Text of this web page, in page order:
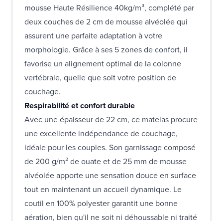
mousse Haute Résilience 40kg/m³, complété par
deux couches de 2 cm de mousse alvéolée qui
assurent une parfaite adaptation à votre
morphologie. Grâce à ses 5 zones de confort, il
favorise un alignement optimal de la colonne
vertébrale, quelle que soit votre position de
couchage.
Respirabilité et confort durable
Avec une épaisseur de 22 cm, ce matelas procure
une excellente indépendance de couchage,
idéale pour les couples. Son garnissage composé
de 200 g/m² de ouate et de 25 mm de mousse
alvéolée apporte une sensation douce en surface
tout en maintenant un accueil dynamique. Le
coutil en 100% polyester garantit une bonne
aération, bien qu'il ne soit ni déhoussable ni traité